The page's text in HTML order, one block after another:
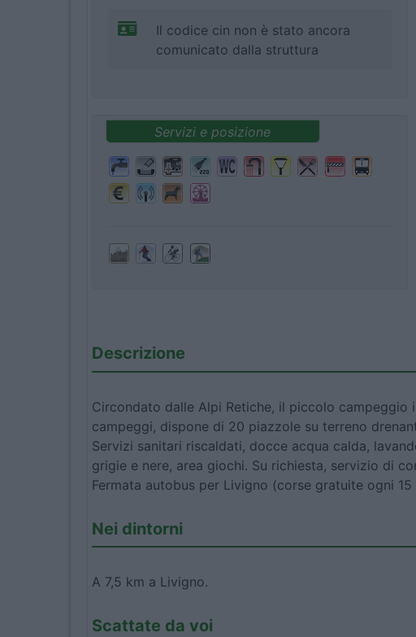
Il codice cin non è stato ancora
comunicato dalla struttura
Servizi e posizione
Descrizione
Circondato dalle Alpi Retiche, il piccolo campeggio
campeggi, dispone di 20 piazzole su terreno
Servizi sanitari riscaldati, docce acqua calda,
grigie e nere, area giochi. Su richiesta, servizio di
Fermata autobus per Livigno (corse gratuite ogni
Nei dintorni
A 7,5 km a Livigno.
Scattate da voi